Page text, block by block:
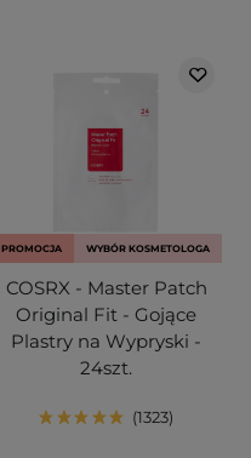
PROMOCJA WYBÓR KOSMETOLOGA
COSRX - Master Patch
Original Fit - Gojące
Plastry na Wypryski -
24szt.
1323